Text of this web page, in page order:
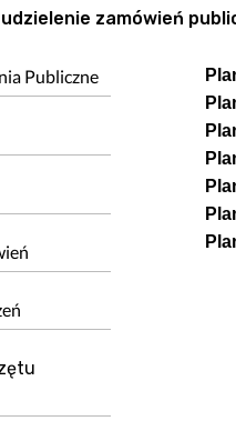
działalności wykonywanej
Nawigator Pacjenta
Profilaktyka Zdrowia
Polityka Ochrony
Kwartalnik „Diagnoza”
Przygotowanie do
Standard Teleporad
Karta Praw Pacjenta
zamówień
Publiczne